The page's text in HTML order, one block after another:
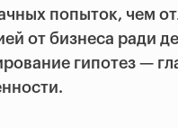
попыток, чем
от бизнеса ради
гипотез —